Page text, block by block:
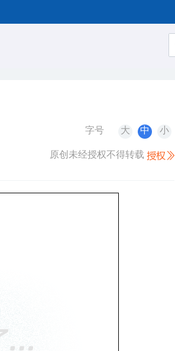
字号 大 中 小
原创未经授权不得转载